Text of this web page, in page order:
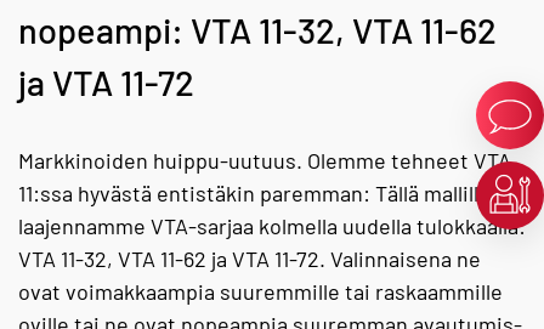
nopeampi: VTA 11-32, VTA 11-62
ja VTA 11-72
Markkinoiden huippu-uutuus. Olemme tehneet VTA
11:ssa hyvästä entistäkin paremman: Tällä mallilla
laajennamme VTA-sarjaa kolmella uudella tulokkaalla:
VTA 11-32, VTA 11-62 ja VTA 11-72. Valinnaisena ne
ovat voimakkaampia suuremmille tai raskaammille